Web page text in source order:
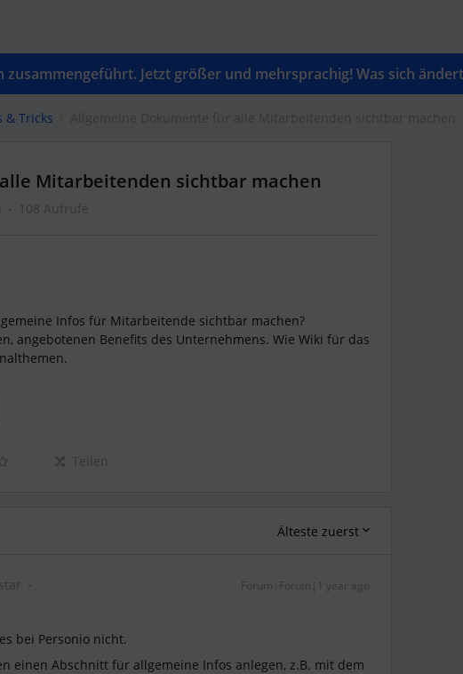
zusammengeführt. Jetzt größer und mehrsprachig! Was sich
& Tricks
Mitarbeitenden sichtbar machen
108 Aufrufe
Infos für Mitarbeitende sichtbar machen?
angebotenen Benefits des Unternehmens. Wie Wiki für das
Teilen
Älteste zuerst
Forum|Forum|1 year ago
bei Personio nicht.
einen Abschnitt für allgemeine Infos anlegen, z.B. mit dem